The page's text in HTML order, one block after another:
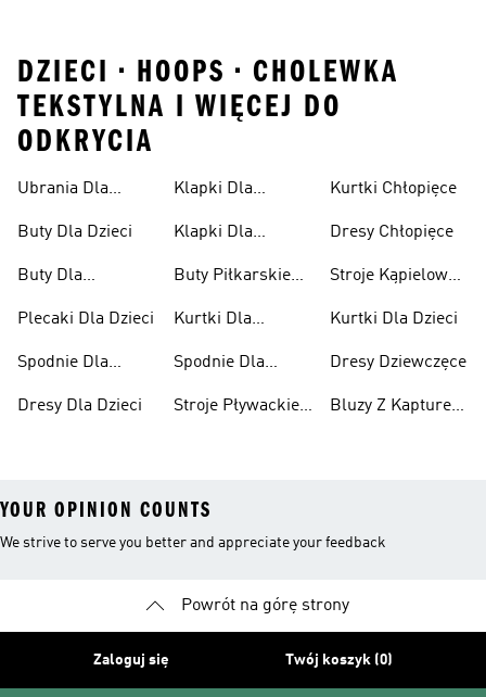
DZIECI • HOOPS • CHOLEWKA
TEKSTYLNA I WIĘCEJ DO
ODKRYCIA
Ubrania Dla
Buty Dla Dzieci
Buty Dla
Plecaki Dla Dzieci
Spodnie Dla
Dresy Dla Dzieci
Klapki Dla
Klapki Dla
Buty Piłkarskie
Kurtki Dla
Spodnie Dla
Stroje Pływackie
Kurtki Chłopięce
Dresy Chłopięce
Stroje Kąpielowe
Kurtki Dla Dzieci
Dresy Dziewczęce
Bluzy Z Kapturem
YOUR OPINION COUNTS
We strive to serve you better and appreciate your feedback
Powrót na górę strony
Zaloguj się Twój koszyk (0)